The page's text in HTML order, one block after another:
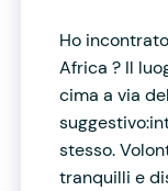
Ho
Africa ? Il
cima a via
stesso.
tranquilli e